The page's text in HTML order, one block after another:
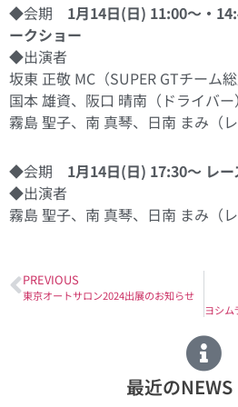
◆会期 1月14日(日) 11:00〜・
ークショー
◆出演者
坂東 正敬 MC（SUPER GTチーム総
国本 雄資、阪口 晴南（ドライバー）
霧島 聖子、南 真琴、日南 まみ（レ
◆会期 1月14日(日) 17:30〜 レ
◆出演者
霧島 聖子、南 真琴、日南 まみ（レ
PREVIOUS
東京オートサロン2024出展のお知らせ
ヨシムラ
最近の